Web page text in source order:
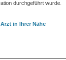
durchgeführt wurde.
in Ihrer Nähe